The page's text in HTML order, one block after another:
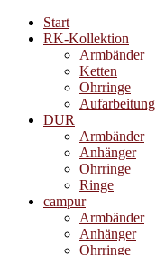
Start
RK-Kollektion
Armbänder
Ketten
Ohrringe
Aufarbeitung
DUR
Armbänder
Anhänger
Ohrringe
Ringe
campur
Armbänder
Anhänger
Ohrringe